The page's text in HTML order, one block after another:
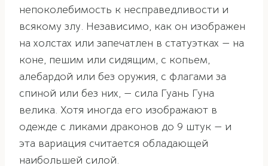
непоколебимость к несправедливости и
всякому злу. Независимо, как он изображен
на холстах или запечатлен в статуэтках — на
коне, пешим или сидящим, с копьем,
алебардой или без оружия, с флагами за
спиной или без них, — сила Гуань Гуна
велика. Хотя иногда его изображают в
одежде с ликами драконов до 9 штук — и
эта вариация считается обладающей
наибольшей силой.